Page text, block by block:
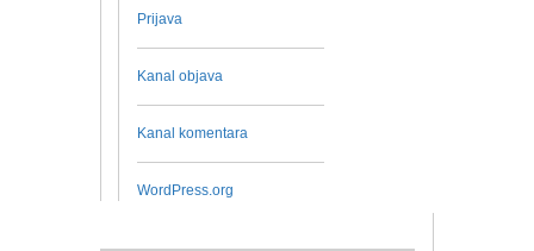
Prijava
Kanal objava
Kanal komentara
WordPress.org